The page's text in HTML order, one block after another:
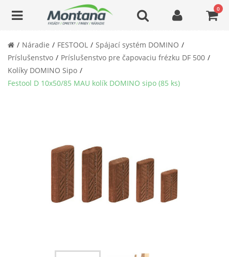
0
Náradie FESTOOL
Spájací systém DOMINO
Príslušenstvo
Príslušenstvo pre čapovaciu frézku DF 500
Kolíky DOMINO Sipo
Festool D 10x50/85 MAU kolík DOMINO sipo (85 ks)